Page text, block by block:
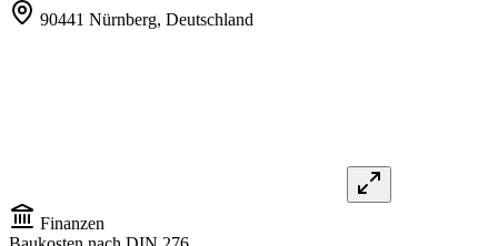
90441 Nürnberg, Deutschland
Finanzen